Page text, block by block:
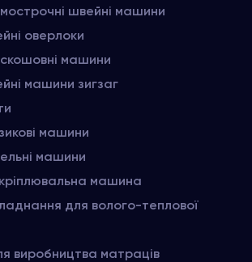
швейні машини
оверлоки
машини
машини зигзаг
машини
машини
машина
для волого-теплової
виробництва матраців